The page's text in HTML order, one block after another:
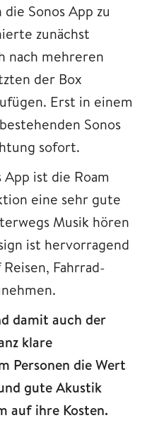
Sonos App zu
zunächst
nach mehreren
der Box
Erst in einem
Sonos
sofort.
ist die Roam
eine sehr gute
Musik hören
ist hervorragend
Fahrrad-
damit auch der
klare
Personen die Wert
gute Akustik
auf ihre Kosten.